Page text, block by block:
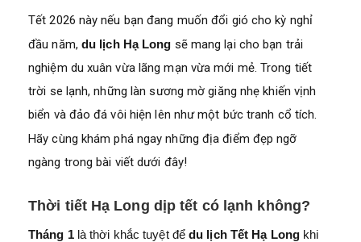
Tết 2026 này nếu bạn đang muốn đổi gió cho kỳ nghỉ
đầu năm, du lịch Hạ Long sẽ mang lại cho bạn trải
nghiệm du xuân vừa lãng mạn vừa mới mẻ. Trong tiết
trời se lạnh, những làn sương mờ giăng nhẹ khiến vịnh
biển và đảo đá vôi hiện lên như một bức tranh cổ tích.
Hãy cùng khám phá ngay những địa điểm đẹp ngỡ
ngàng trong bài viết dưới đây!
Thời tiết Hạ Long dịp tết có lạnh không?
Tháng 1 là thời khắc tuyệt để du lịch Tết Hạ Long khi